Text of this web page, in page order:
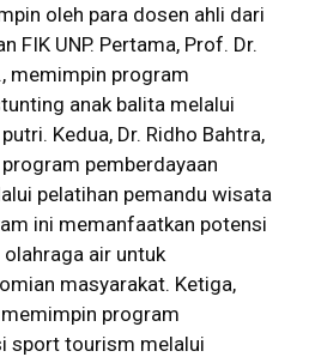
oleh para dosen ahli dari
FIK UNP. Pertama, Prof. Dr.
memimpin program
anak balita melalui
Kedua, Dr. Ridho Bahtra,
pemberdayaan
pelatihan pemandu wisata
ini memanfaatkan potensi
air untuk
masyarakat. Ketiga,
memimpin program
sport tourism melalui